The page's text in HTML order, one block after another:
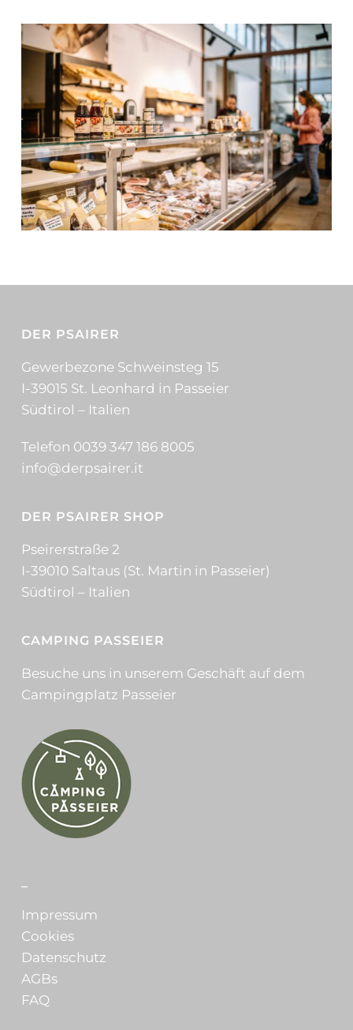
DER PSAIRER
Gewerbezone Schweinsteg 15
I-39015 St. Leonhard in Passeier
Südtirol – Italien
Telefon 0039 347 186 8005
info@derpsairer.it
DER PSAIRER SHOP
Pseirerstraße 2
I-39010 Saltaus (St. Martin in Passeier)
Südtirol – Italien
CAMPING PASSEIER
Besuche uns in unserem Geschäft auf dem
Campingplatz Passeier
Impressum
Cookies
Datenschutz
AGBs
FAQ